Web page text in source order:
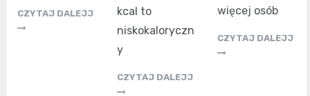
CZYTAJ DALEJJ
kcal to
niskokaloryczn
y
CZYTAJ DALEJJ
więcej osób
CZYTAJ DALEJJ